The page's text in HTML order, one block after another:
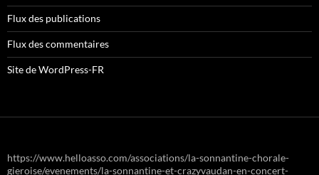
Flux des publications
Flux des commentaires
Site de WordPress-FR
https://www.helloasso.com/associations/la-sonnantine-chorale-
gieroise/evenements/la-sonnantine-et-crazyvaudan-en-concert-